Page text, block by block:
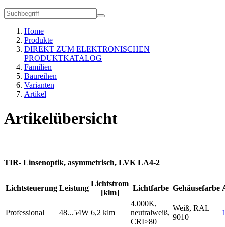
Home
Produkte
DIREKT ZUM ELEKTRONISCHEN
PRODUKTKATALOG
Familien
Baureihen
Varianten
Artikel
Artikelübersicht
TIR- Linsenoptik, asymmetrisch, LVK LA4-2
Lichtsteuerung Leistung
Lichtstrom
[klm]
Lichtfarbe Gehäusefarbe
Professional 48...54W 6,2 klm
4.000K,
neutralweiß,
CRI>80
Weiß, RAL
9010